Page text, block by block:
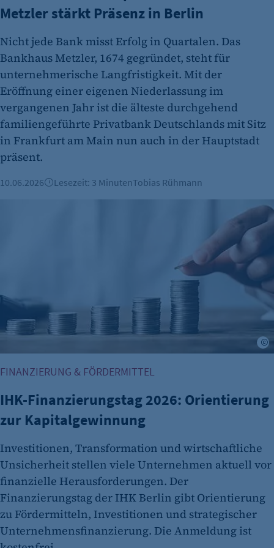
etracker Analytics
Name:
et_oi_v2
et_allow_cookies
Anbieter:
Zweck:
Cookie Laufzeit:
480 Tage
etracker Analytics
Name:
isSdEnabled
Anbieter:
etracker GmbH
Zweck:
Metzler stärkt Präsenz in Berlin
Nicht jede Bank misst Erfolg in Quartalen. Das
Bankhaus Metzler, 1674 gegründet, steht für
unternehmerische Langfristigkeit. Mit der
Eröffnung einer eigenen Niederlassung im
vergangenen Jahr ist die älteste durchgehend
familiengeführte Privatbank Deutschlands mit Sitz
in Frankfurt am Main nun auch in der Hauptstadt
präsent.
10.06.2026 Lesezeit: 3 MinutenTobias Rühmann
IHK-Finanzierungstag 2026: Orientierung zur
FINANZIERUNG & FÖRDERMITTEL
IHK-Finanzierungstag 2026: Orientierung
zur Kapitalgewinnung
Investitionen, Transformation und wirtschaftliche
Unsicherheit stellen viele Unternehmen aktuell vor
finanzielle Herausforderungen. Der
Finanzierungstag der IHK Berlin gibt Orientierung
zu Fördermitteln, Investitionen und strategischer
Unternehmensfinanzierung. Die Anmeldung ist